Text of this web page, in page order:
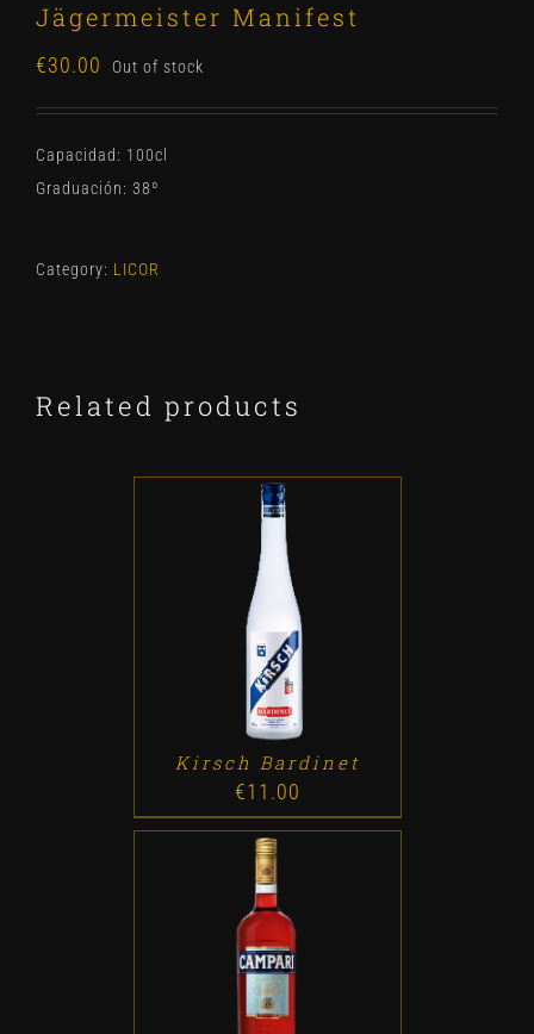
Jägermeister Manifest
€30.00 Out of stock
Capacidad: 100cl
Graduación: 38º
Category: LICOR
Related products
ADD TO CART DETALLES
Kirsch Bardinet
€11.00
ADD TO CART /